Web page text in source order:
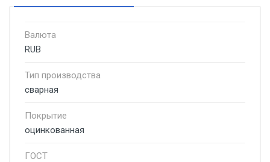
Валюта
RUB
Тип производства
сварная
Покрытие
оцинкованная
ГОСТ